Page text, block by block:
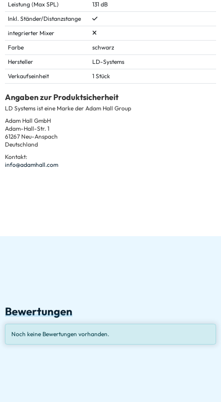
Leistung (Max SPL)
131 dB
Inkl. Ständer/Distanzstange
integrierter Mixer
Farbe
schwarz
Hersteller
LD-Systems
Verkaufseinheit
1 Stück
Angaben zur Produktsicherheit
LD Systems ist eine Marke der Adam Hall Group
Adam Hall GmbH
Adam-Hall-Str. 1
61267 Neu-Anspach
Deutschland
Kontakt:
info@adamhall.com
Bewertungen
Noch keine Bewertungen vorhanden.